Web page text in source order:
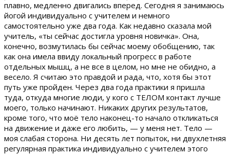
плавно, медленно двигались вперед. Сегодня я занимаюсь
йогой индивидуально с учителем и немного
самостоятельно уже два года. Как недавно сказала мой
учитель, «ты сейчас достигла уровня новичка». Она,
конечно, возмутилась бы сейчас моему обобщению, так
как она имела ввиду локальный прогресс в работе
отдельных мышц, а не все в целом, но мне не обидно, а
весело. Я считаю это правдой и рада, что, хотя бы этот
путь уже пройден. Через два года практики я пришла
туда, откуда многие люди, у кого с ТЕЛОМ контакт лучше
моего, только начинают. Никаких других результатов,
кроме того, что моё тело наконец-то начало откликаться
на движение и даже его любить, — у меня нет. Тело —
моя слабая сторона. Ни десять лет попыток, ни двухлетняя
регулярная практика индивидуально с учителем этого